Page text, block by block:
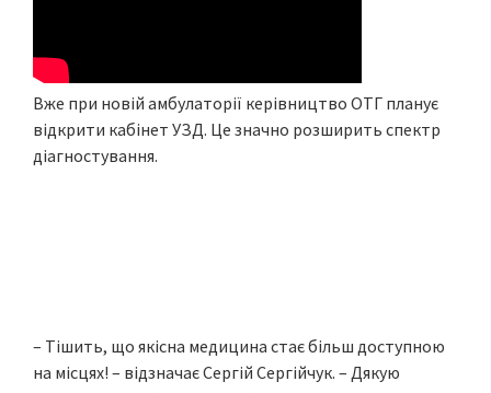
Вже при новій амбулаторії керівництво ОТГ планує
відкрити кабінет УЗД. Це значно розширить спектр
діагностування.
– Тішить, що якісна медицина стає більш доступною
на місцях! – відзначає Сергій Сергійчук. – Дякую